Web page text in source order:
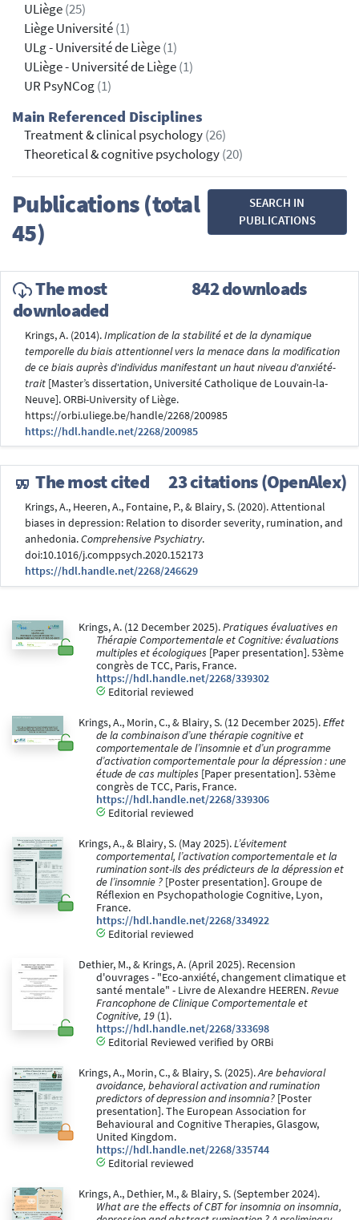
ULiège(25)
Liège Université(1)
ULg - Université de Liège(1)
ULiège - Université de Liège(1)
UR PsyNCog(1)
Main Referenced Disciplines
Treatment & clinical psychology(26)
Theoretical & cognitive psychology(20)
Publications (total
45)
SEARCH IN
PUBLICATIONS
The most
downloaded
842 downloads
Krings, A. (2014).Implication de la stabilité et de la dynamique
temporelle du biais attentionnel vers la menace dans la modification
de ce biais auprès d'individus manifestant un haut niveau d'anxiété-
trait [Master’s dissertation, Université Catholique de Louvain-la-
Neuve]. ORBi-University of Liège.
https://orbi.uliege.be/handle/2268/200985
https://hdl.handle.net/2268/200985
The most cited 23 citations (OpenAlex)
Krings, A., Heeren, A., Fontaine, P., & Blairy, S. (2020). Attentional
biases in depression: Relation to disorder severity, rumination, and
anhedonia.Comprehensive Psychiatry.
doi:10.1016/j.comppsych.2020.152173
https://hdl.handle.net/2268/246629
Krings, A. (12 December 2025).Pratiques évaluatives en
Thérapie Comportementale et Cognitive: évaluations
multiples et écologiques [Paper presentation]. 53ème
congrès de TCC, Paris, France.
https://hdl.handle.net/2268/339302
Editorial reviewed
Krings, A., Morin, C., & Blairy, S. (12 December 2025).Effet
de la combinaison d’une thérapie cognitive et
comportementale de l’insomnie et d’un programme
d’activation comportementale pour la dépression : une
étude de cas multiples [Paper presentation]. 53ème
congrès de TCC, Paris, France.
https://hdl.handle.net/2268/339306
Editorial reviewed
Krings, A., & Blairy, S. (May 2025).L’évitement
comportemental, l’activation comportementale et la
rumination sont-ils des prédicteurs de la dépression et
de l’insomnie ? [Poster presentation]. Groupe de
Réflexion en Psychopathologie Cognitive, Lyon,
France.
https://hdl.handle.net/2268/334922
Editorial reviewed
Dethier, M., & Krings, A. (April 2025). Recension
d'ouvrages - "Eco-anxiété, changement climatique et
santé mentale" - Livre de Alexandre HEEREN.Revue
Francophone de Clinique Comportementale et
Cognitive, 19 (1).
https://hdl.handle.net/2268/333698
Editorial Reviewed verified by ORBi
Krings, A., Morin, C., & Blairy, S. (2025).Are behavioral
avoidance, behavioral activation and rumination
predictors of depression and insomnia? [Poster
presentation]. The European Association for
Behavioural and Cognitive Therapies, Glasgow,
United Kingdom.
https://hdl.handle.net/2268/335744
Editorial reviewed
Krings, A., Dethier, M., & Blairy, S. (September 2024).
What are the effects of CBT for insomnia on insomnia,